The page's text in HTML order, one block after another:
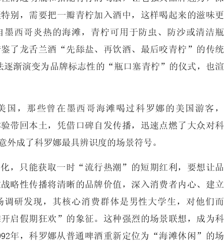
别，需要把一瓣青柠加入酒中，这样喝起来的滋味更
西哥炎热的海滩，青柠可用于防虫、防沙或清洁瓶
鉴了龙舌兰酒“先舔盐、再饮酒、最后咬青柠”的传统
渐演变为品牌标志性的“瓶口塞青柠”的仪式，也渲
国，那些曾在墨西哥海滩喝过科罗娜的美国游客，
带回本土，凭借口碑自发传播，迅速点燃了大众对科
外成了科罗娜最具辨识度的场景符号。
，只能获取一时“流行热潮”的短期红利，要想让品
略性传播将清晰的品牌价值，深入消费者内心、建立
研发现，其核心消费群体是男性大学生，对他们而
启假期狂欢”的象征。这种强烈的场景联想，成为科
年，科罗娜从普通啤酒重新定位为“海滩休闲”的场